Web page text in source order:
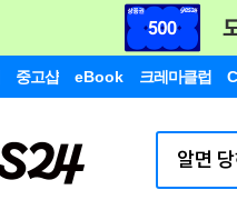
중고샵 eBook 크레마클럽